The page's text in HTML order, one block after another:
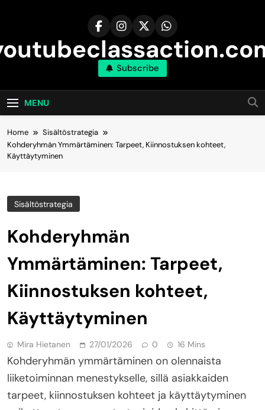
Subscribe
MENU
Home
Sisältöstrategia
Kohderyhmän Ymmärtäminen: Tarpeet, Kiinnostuksen kohteet,
Käyttäytyminen
Sisältöstrategia
Kohderyhmän
Ymmärtäminen: Tarpeet,
Kiinnostuksen kohteet,
Käyttäytyminen
Mira Hietanen 27/01/2026 0 16 Mins
Kohderyhmän ymmärtäminen on olennaista
liiketoiminnan menestykselle, sillä asiakkaiden
tarpeet, kiinnostuksen kohteet ja käyttäytyminen